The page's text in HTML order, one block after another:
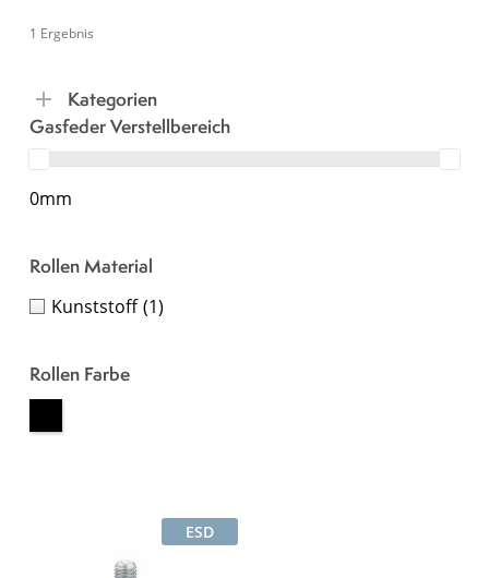
1 Ergebnis
Kategorien
Gasfeder Verstellbereich
0mm
Rollen Material
Kunststoff (1)
Rollen Farbe
ESD